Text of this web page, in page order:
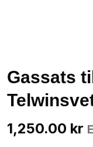
1,250.00 kr
Gassats